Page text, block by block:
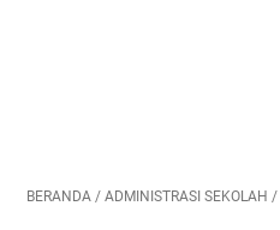
BERANDA / ADMINISTRASI SEKOLAH /